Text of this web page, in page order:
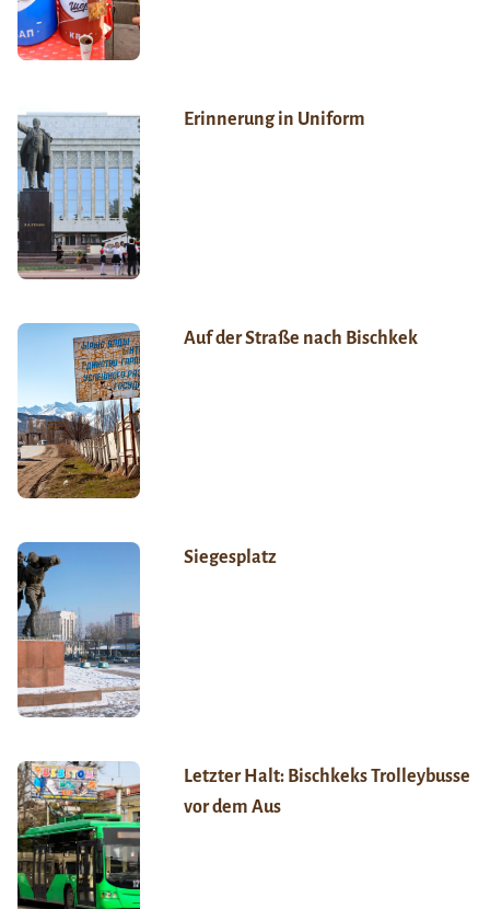
Erinnerung in Uniform
Auf der Straße nach Bischkek
Siegesplatz
Letzter Halt: Bischkeks Trolleybusse
vor dem Aus